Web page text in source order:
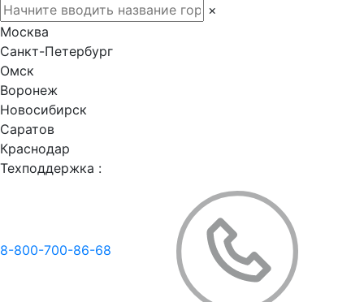
×
Москва
Санкт-Петербург
Омск
Воронеж
Новосибирск
Саратов
Краснодар
Техподдержка :
8-800-700-86-68